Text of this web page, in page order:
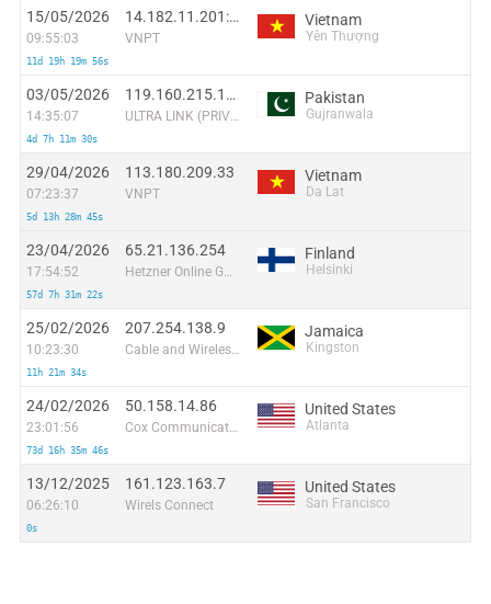
15/05/2026
09:55:03
11d 19h 19m 56s
14.182.11.201:37391
VNPT
Vietnam
Yên Thượng
03/05/2026
14:35:07
4d 7h 11m 30s
119.160.215.147
ULTRA LINK (PRIVATE) LIMITED
Pakistan
Gujranwala
29/04/2026
07:23:37
5d 13h 28m 45s
113.180.209.33
VNPT
Vietnam
Da Lat
23/04/2026
17:54:52
57d 7h 31m 22s
65.21.136.254
Hetzner Online GmbH
Finland
Helsinki
25/02/2026
10:23:30
11h 21m 34s
207.254.138.9
Cable and Wireless, Turks and Caicos
Jamaica
Kingston
24/02/2026
23:01:56
73d 16h 35m 46s
50.158.14.86
Cox Communications Inc.
United States
Atlanta
13/12/2025
06:26:10
0s
161.123.163.7
Wirels Connect
United States
San Francisco